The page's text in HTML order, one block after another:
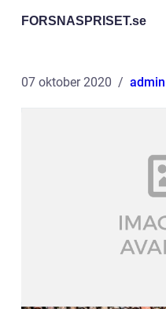
FORSNASPRISET.se
07 oktober 2020 admin